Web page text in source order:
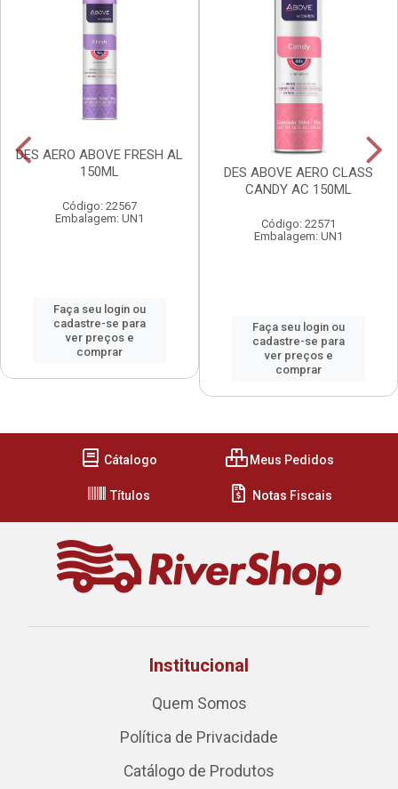
DES AERO ABOVE FRESH AL
150ML
Código: 22567
Embalagem: UN1
Faça seu login ou
cadastre-se para
ver preços e
comprar
DES ABOVE AERO CLASS
CANDY AC 150ML
Código: 22571
Embalagem: UN1
Faça seu login ou
cadastre-se para
ver preços e
comprar
Cátalogo Meus Pedidos
Títulos Notas Fiscais
Institucional
Quem Somos
Política de Privacidade
Catálogo de Produtos